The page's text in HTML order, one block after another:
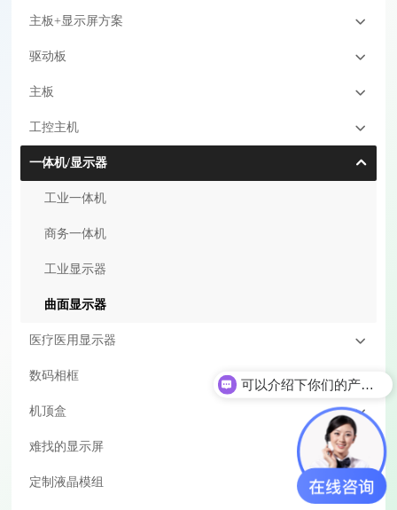
主板+显示屏方案
驱动板
主板
工控主机
一体机/显示器
工业一体机
商务一体机
工业显示器
曲面显示器
医疗医用显示器
数码相框
机顶盒
难找的显示屏
定制液晶模组
可以介绍下你们的产品么